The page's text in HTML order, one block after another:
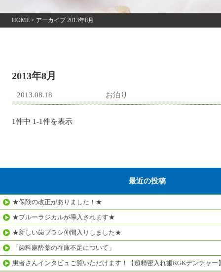
HOME> アーカイブ 2013年8月
2013年8月
2013.08.18 お泊り
1件中 1-1件を表示
最近の投稿
★保険の改正がありました！★
★ブルーラジカルが導入されます★
★新しい歯ブラシ仲間入りしました★
「歯科麻酔薬の在庫不足について」
患者さんインタビュご覧いただけます！【超精密入れ歯KGKデンチャー